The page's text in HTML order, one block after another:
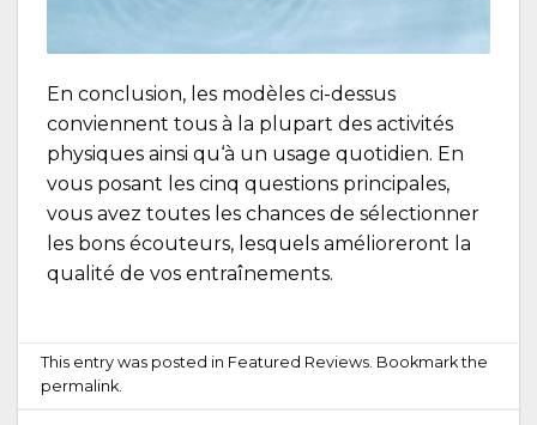
En conclusion, les modèles ci-dessus
conviennent tous à la plupart des activités
physiques ainsi qu‘à un usage quotidien. En
vous posant les cinq questions principales,
vous avez toutes les chances de sélectionner
les bons écouteurs, lesquels amélioreront la
qualité de vos entraînements.
This entry was posted in Featured Reviews. Bookmark the
permalink.